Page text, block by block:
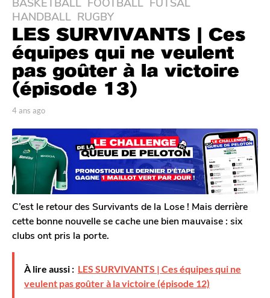
4
a
s
a
g
o
3
n
s
a
g
o
HANDBALL ,RUGBY
LES SURVIVANTS | Ces
équipes qui ne veulent
pas goûter à la victoire
(épisode 13)
p
r
T
o
m
G
a
l
r
o
n
4 ans ago
s
a
C’est le retour des Survivants de la Lose ! Mais derrière
cette bonne nouvelle se cache une bien mauvaise : six
clubs ont pris la porte.
À lire aussi : LES SURVIVANTS | Ces équipes qui ne
veulent pas goûter à la victoire (épisode 12)